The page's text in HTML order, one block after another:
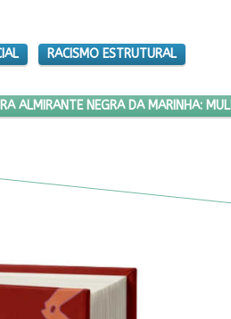
RACISMO ESTRUTURAL
ARTIGO: PRIMEIRA ALMIRANTE
ALMIRANTE NEGRA DA MARINHA: